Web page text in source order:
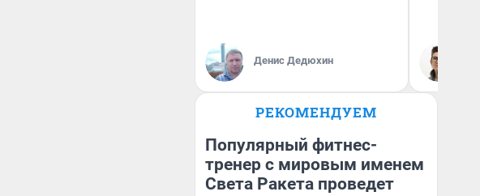
Денис Дедюхин
РЕКОМЕНДУЕМ
Популярный фитнес-
тренер с мировым именем
Света Ракета проведет